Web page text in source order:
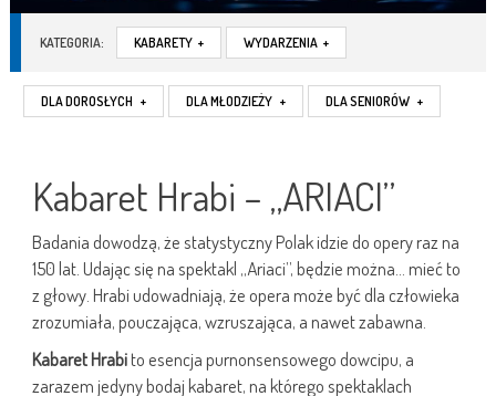
KATEGORIA: KABARETY + WYDARZENIA +
DLA DOROSŁYCH + DLA MŁODZIEŻY + DLA SENIORÓW +
Kabaret Hrabi – „ARIACI”
Badania dowodzą, że statystyczny Polak idzie do opery raz na
150 lat. Udając się na spektakl „Ariaci”, będzie można… mieć to
z głowy. Hrabi udowadniają, że opera może być dla człowieka
zrozumiała, pouczająca, wzruszająca, a nawet zabawna.
Kabaret Hrabito esencja purnonsensowego dowcipu, a
zarazem jedyny bodaj kabaret, na którego spektaklach